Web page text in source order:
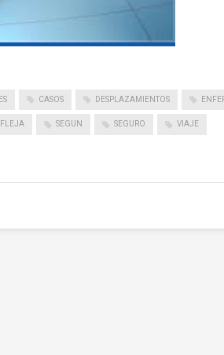
CASOS DESPLAZAMIENTOS
SEGUN SEGURO VIAJE